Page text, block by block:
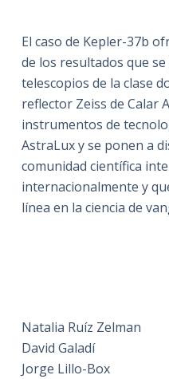
El caso de Kepler-37b
de los resultados que
telescopios de la clase
reflector Zeiss de Calar
instrumentos de
AstraLux y se ponen a
comunidad científica
internacionalmente y
línea en la ciencia de
Natalia Ruíz Zelman
David Galadí
Jorge Lillo-Box